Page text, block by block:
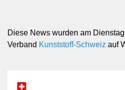
Diese News wurden am
Verband Kunststoff-Schweiz auf